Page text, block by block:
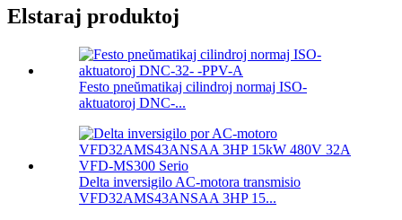
Elstaraj produktoj
Festo pneŭmatikaj cilindroj normaj ISO-
aktuatoroj DNC-...
Delta inversigilo AC-motora transmisio
VFD32AMS43ANSAA 3HP 15...